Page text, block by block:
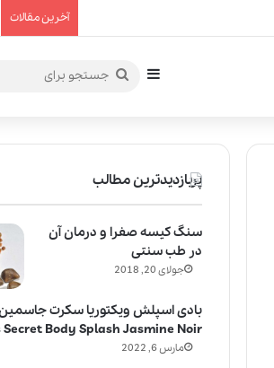
آخرین مقالات
سایدبارجستجو
پربازدیدترین مطالب
سنگ کیسه صفرا و درمان آن
در طب سنتی
جولای 20, 2018
بادی اسپلش ویکتوریا سکرت جاسمین
Secret Body Splash Jasmine Noir
مارس 6, 2022